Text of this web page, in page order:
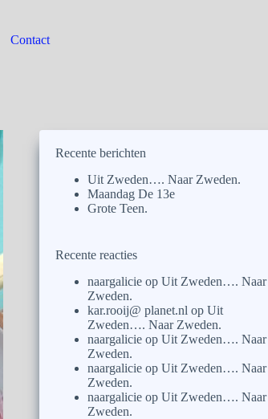
Contact
Recente berichten
Uit Zweden…. Naar Zweden.
Maandag De 13e
Grote Teen.
Recente reacties
naargalicie opUit Zweden…. Naar
Zweden.
kar.rooij@ planet.nl opUit
Zweden…. Naar Zweden.
naargalicie opUit Zweden…. Naar
Zweden.
naargalicie opUit Zweden…. Naar
Zweden.
naargalicie opUit Zweden…. Naar
Zweden.